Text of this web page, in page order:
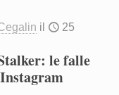
il
25
le falle